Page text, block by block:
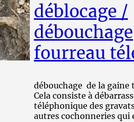
déblocage /
débouchage
fourreau
débouchage de la gaine
Cela consiste à
téléphonique des
autres cochonneries qui